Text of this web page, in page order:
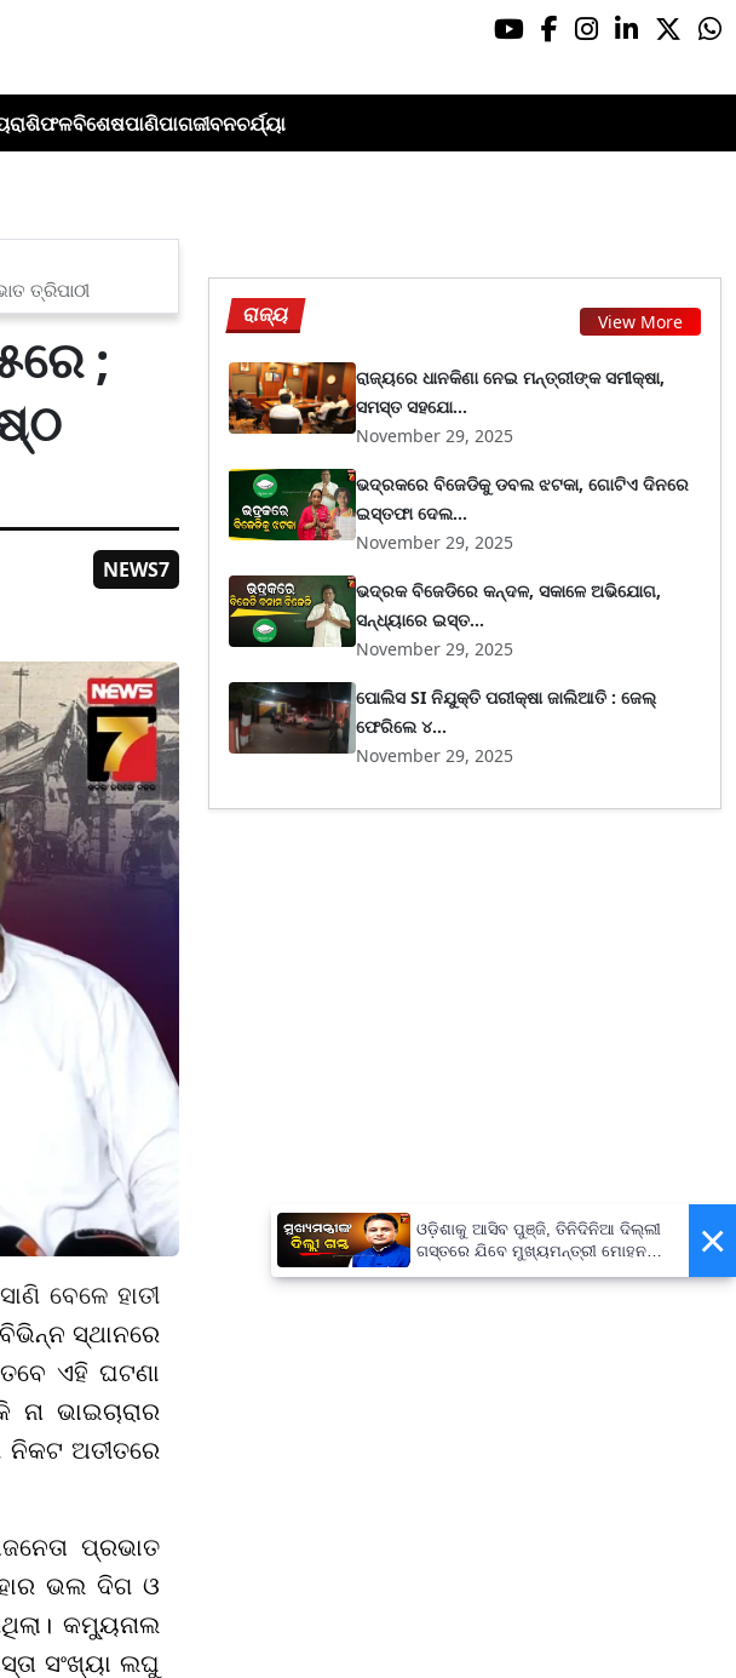
ରାଶିଫଳବିଶେଷପାଣିପାଗଜୀବନଚର୍ଯ୍ୟା
ତ୍ରିପାଠୀ
;
NEWS7
ବେଳେ ହାତୀ
ସ୍ଥାନରେ
ଏହି ଘଟଣା
ଭାଇଚାରାର
ନିକଟ ଅତୀତରେ
ପ୍ରଭାତ
ଭଲ ଦିଗ ଓ
କମ୍ୟୁନାଲ
ସଂଖ୍ୟା ଲଘୁ
ରାଜ୍ୟ View More
ରାଜ୍ୟରେ ଧାନକିଣା ନେଇ ମନ୍ତ୍ରୀଙ୍କ ସମୀକ୍ଷା,
ସମସ୍ତ ସହଯୋ...
November 29, 2025
ଭଦ୍ରକରେ ବିଜେଡିକୁ ଡବଲ ଝଟକା, ଗୋଟିଏ ଦିନରେ
ଇସ୍ତଫା ଦେଲ...
November 29, 2025
ଭଦ୍ରକ ବିଜେଡିରେ କନ୍ଦଳ, ସକାଳେ ଅଭିଯୋଗ,
ସନ୍ଧ୍ୟାରେ ଇସ୍ତ...
November 29, 2025
ପୋଲିସ SI ନିଯୁକ୍ତି ପରୀକ୍ଷା ଜାଲିଆତି : ଜେଲ୍
ଫେରିଲେ ୪...
November 29, 2025
×
ଓଡ଼ିଶାକୁ ଆସିବ ପୁଞ୍ଜି, ତିନିଦିନିଆ ଦିଲ୍ଲୀ
ଗସ୍ତରେ ଯିବେ ମୁଖ୍ୟମନ୍ତ୍ରୀ ମୋହନ